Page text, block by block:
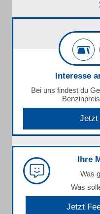
Interesse
Bei uns findest du
Jetzt
Ihre
Was
Was
Jetzt